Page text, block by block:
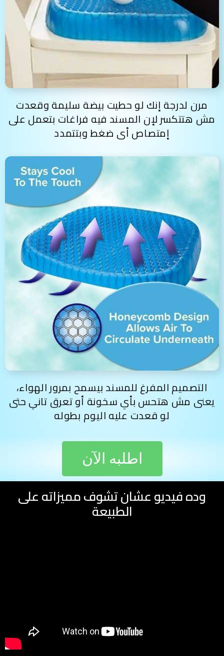
مرن لدرجة إنك لو حطيت بيضة سليمة وقعدت
مش هتتكسر لإن المسند فيه فراغات بتعمل على
إمتصاص أى ضغط وبتتمدد
التصميم المفرغ للمسند بيسمح بمرور الهواء،
يعنى مش هتحس بأي سخونة أو تعرق تاني حتى
لو قعدت عليه اليوم بطوله
اطلبه الآن
وده فيديو عشان تشوف مميزاته على
الطبيعة